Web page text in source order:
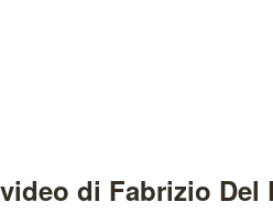
video di Fabrizio Del